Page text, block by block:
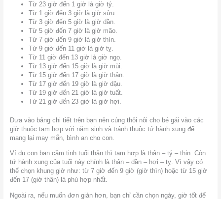
Từ 23 giờ đến 1 giờ là giờ tý.
Từ 1 giờ đến 3 giờ là giờ sửu.
Từ 3 giờ đến 5 giờ là giờ dần.
Từ 5 giờ đến 7 giờ là giờ mão.
Từ 7 giờ đến 9 giờ là giờ thìn.
Từ 9 giờ đến 11 giờ là giờ tỵ.
Từ 11 giờ đến 13 giờ là giờ ngọ.
Từ 13 giờ đến 15 giờ là giờ mùi.
Từ 15 giờ đến 17 giờ là giờ thân.
Từ 17 giờ đến 19 giờ là giờ dậu.
Từ 19 giờ đến 21 giờ là giờ tuất.
Từ 21 giờ đến 23 giờ là giờ hợi.
Dựa vào bảng chi tiết trên bạn nên cúng thôi nôi cho bé gái vào các
giờ thuộc tam hợp với năm sinh và tránh thuộc tứ hành xung để
mang lại may mắn, bình an cho con.
Ví dụ con bạn cầm tinh tuổi thân thì tam hợp là thân – tý – thin. Còn
tứ hành xung của tuổi này chính là thân – dần – hợi – tỵ. Vì vậy có
thể chọn khung giờ như: từ 7 giờ đến 9 giờ (giờ thìn) hoặc từ 15 giờ
đến 17 (giờ thân) là phù hợp nhất.
Ngoài ra, nếu muốn đơn giản hơn, bạn chỉ cần chọn ngày, giờ tốt để